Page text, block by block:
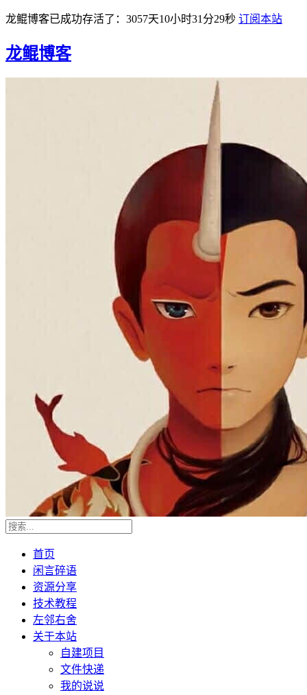
龙鲲博客已成功存活了：3057天10小时31分30秒 订阅本站
龙鲲博客
首页
闲言碎语
资源分享
技术教程
左邻右舍
关于本站
自建项目
文件快递
我的说说